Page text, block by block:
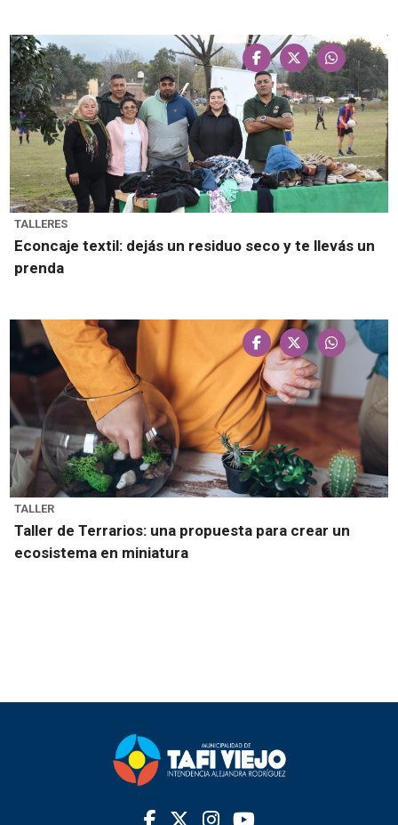
TALLERES
Econcaje textil: dejás un residuo seco y te llevás un
prenda
TALLER
Taller de Terrarios: una propuesta para crear un
ecosistema en miniatura